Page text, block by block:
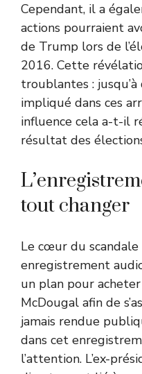
Cependant, il a
actions pourraient
de Trump lors de
2016. Cette
troublantes :
impliqué dans ces
influence cela a-t-il
résultat des
tout changer
Le cœur du
enregistrement
un plan pour
McDougal afin de
jamais rendue
dans cet
l’attention. L’ex-